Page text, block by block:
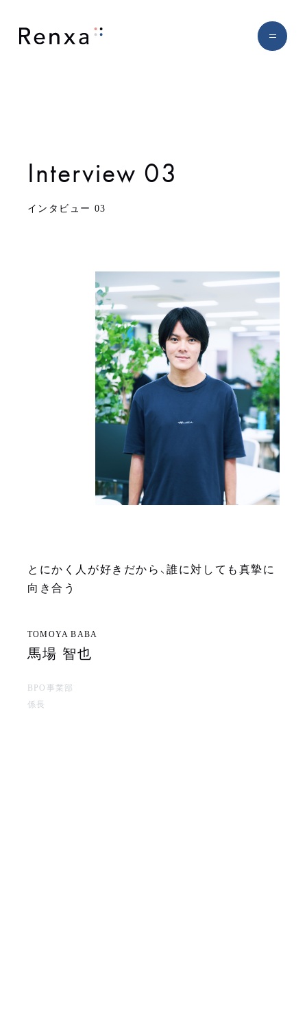
Interview 03
インタビュー 03
とにかく人が好きだから、誰に対しても真摯に
向き合う
TOMOYA BABA
馬場 智也
BPO事業部
係長